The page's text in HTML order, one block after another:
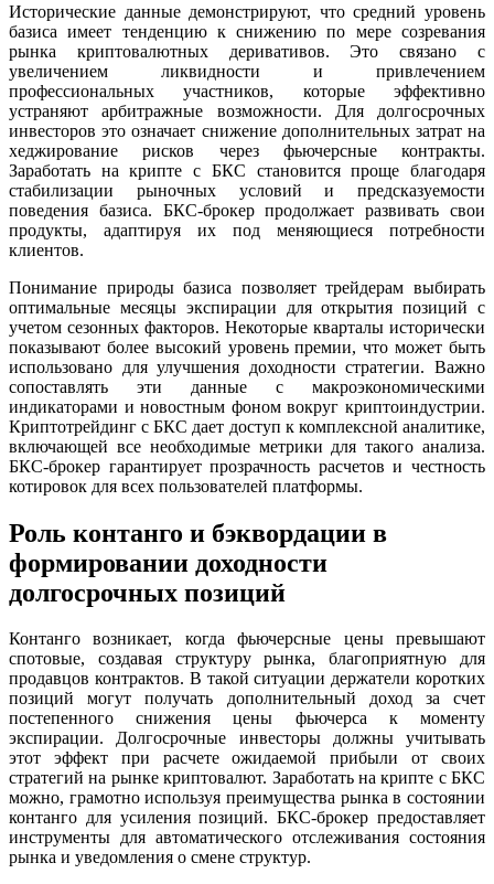
Исторические данные демонстрируют, что средний уровень
базиса имеет тенденцию к снижению по мере созревания
рынка криптовалютных деривативов. Это связано с
увеличением ликвидности и привлечением
профессиональных участников, которые эффективно
устраняют арбитражные возможности. Для долгосрочных
инвесторов это означает снижение дополнительных затрат на
хеджирование рисков через фьючерсные контракты.
Заработать на крипте с БКС становится проще благодаря
стабилизации рыночных условий и предсказуемости
поведения базиса. БКС-брокер продолжает развивать свои
продукты, адаптируя их под меняющиеся потребности
клиентов.
Понимание природы базиса позволяет трейдерам выбирать
оптимальные месяцы экспирации для открытия позиций с
учетом сезонных факторов. Некоторые кварталы исторически
показывают более высокий уровень премии, что может быть
использовано для улучшения доходности стратегии. Важно
сопоставлять эти данные с макроэкономическими
индикаторами и новостным фоном вокруг криптоиндустрии.
Криптотрейдинг с БКС дает доступ к комплексной аналитике,
включающей все необходимые метрики для такого анализа.
БКС-брокер гарантирует прозрачность расчетов и честность
котировок для всех пользователей платформы.
Роль контанго и бэквордации в
формировании доходности
долгосрочных позиций
Контанго возникает, когда фьючерсные цены превышают
спотовые, создавая структуру рынка, благоприятную для
продавцов контрактов. В такой ситуации держатели коротких
позиций могут получать дополнительный доход за счет
постепенного снижения цены фьючерса к моменту
экспирации. Долгосрочные инвесторы должны учитывать
этот эффект при расчете ожидаемой прибыли от своих
стратегий на рынке криптовалют. Заработать на крипте с БКС
можно, грамотно используя преимущества рынка в состоянии
контанго для усиления позиций. БКС-брокер предоставляет
инструменты для автоматического отслеживания состояния
рынка и уведомления о смене структур.